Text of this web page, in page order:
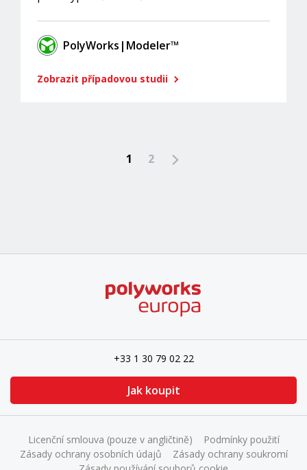
PolyWorks|Modeler™
Zobrazit případovou studii
1 2
+33 1 30 79 02 22
Jak koupit
Licenční smlouva (pouze v angličtině)
Podmínky použití
Zásady ochrany osobních údajů
Zásady ochrany soukromí